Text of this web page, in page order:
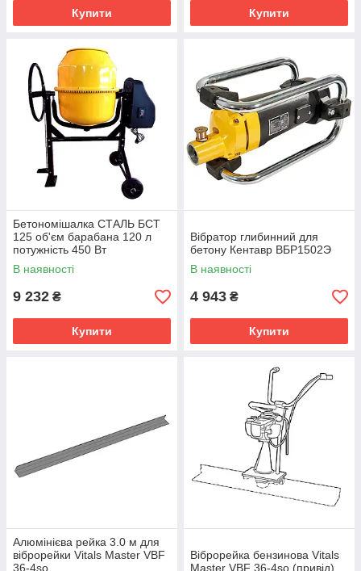
Купити Купити
Бетономішалка СТАЛЬ БСТ
125 об'єм барабана 120 л
потужність 450 Вт
В наявності
9 232 ₴
Купити
Вібратор глибинний для
бетону Кентавр ВБР1502Э
В наявності
4 943 ₴
Купити
Алюмінієва рейка 3.0 м для
віброрейки Vitals Master VBF
36-4sо
Віброрейка бензинова Vitals
Master VBF 36-4sо (привід)